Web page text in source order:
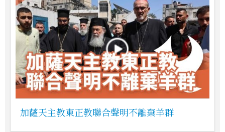
加薩天主教東正教聯合聲明不離棄羊群